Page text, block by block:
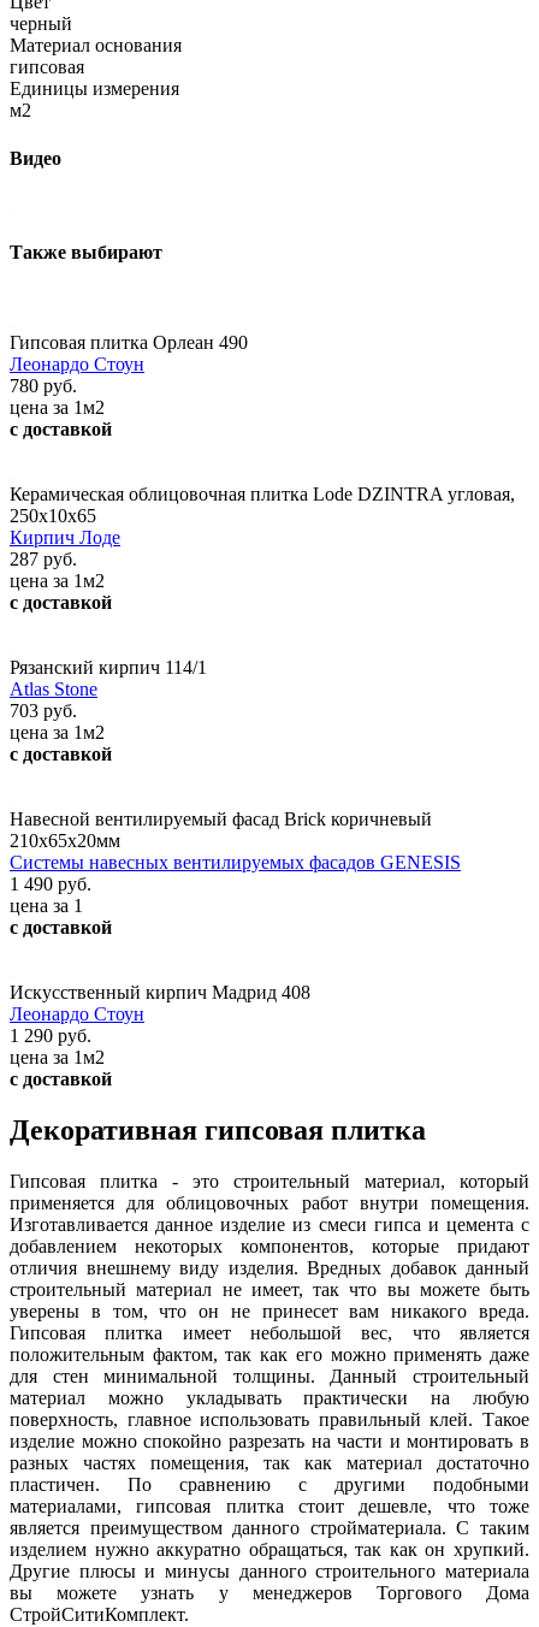
черный
Материал основания
гипсовая
Единицы измерения
м2
Видео
Также выбирают
Гипсовая плитка Орлеан 490
Леонардо Стоун
780 руб.
цена за 1м2
с доставкой
Керамическая облицовочная плитка Lode DZINTRA угловая,
250x10x65
Кирпич Лоде
287 руб.
цена за 1м2
с доставкой
Рязанский кирпич 114/1
Atlas Stone
703 руб.
цена за 1м2
с доставкой
Навесной вентилируемый фасад Brick коричневый
210х65х20мм
Системы навесных вентилируемых фасадов GENESIS
1 490 руб.
цена за 1
с доставкой
Искусственный кирпич Мадрид 408
Леонардо Стоун
1 290 руб.
цена за 1м2
с доставкой
Декоративная гипсовая плитка
Гипсовая плитка - это строительный материал, который
применяется для облицовочных работ внутри помещения.
Изготавливается данное изделие из смеси гипса и цемента с
добавлением некоторых компонентов, которые придают
отличия внешнему виду изделия. Вредных добавок данный
строительный материал не имеет, так что вы можете быть
уверены в том, что он не принесет вам никакого вреда.
Гипсовая плитка имеет небольшой вес, что является
положительным фактом, так как его можно применять даже
для стен минимальной толщины. Данный строительный
материал можно укладывать практически на любую
поверхность, главное использовать правильный клей. Такое
изделие можно спокойно разрезать на части и монтировать в
разных частях помещения, так как материал достаточно
пластичен. По сравнению с другими подобными
материалами, гипсовая плитка стоит дешевле, что тоже
является преимуществом данного стройматериала. С таким
изделием нужно аккуратно обращаться, так как он хрупкий.
Другие плюсы и минусы данного строительного материала
вы можете узнать у менеджеров Торгового Дома
СтройСитиКомплект.